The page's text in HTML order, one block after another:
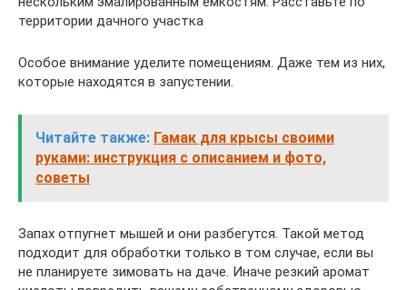
территории дачного участка
Особое внимание уделите помещениям. Даже тем из них,
которые находятся в запустении.
Читайте также: Гамак для крысы своими
руками: инструкция с описанием и фото,
советы
Запах отпугнет мышей и они разбегутся. Такой метод
подходит для обработки только в том случае, если вы
не планируете зимовать на даче. Иначе резкий аромат